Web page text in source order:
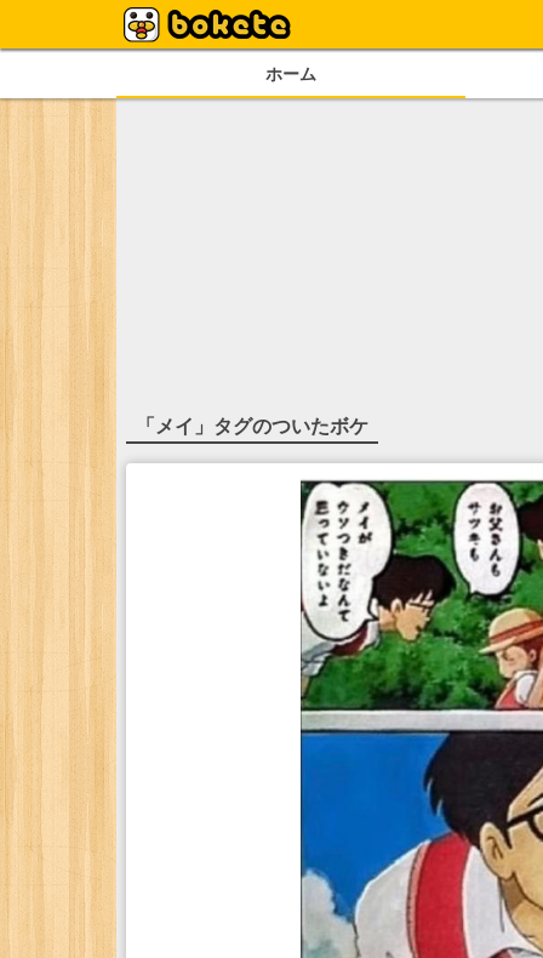
ホーム
「 メイ 」タグのついたボケ